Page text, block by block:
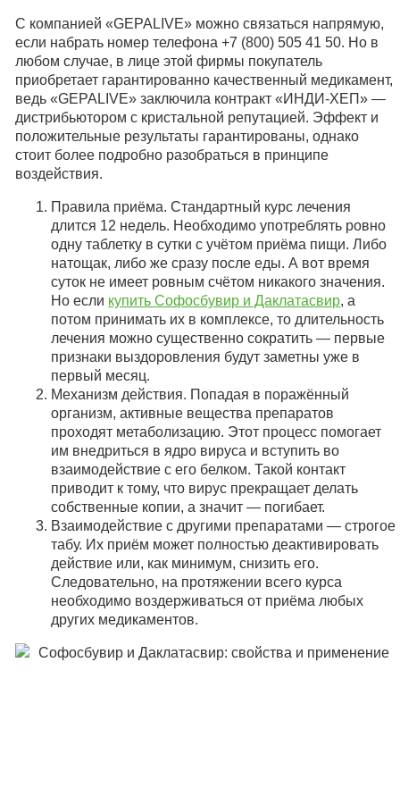
С компанией «GEPALIVE» можно связаться напрямую,
если набрать номер телефона +7 (800) 505 41 50. Но в
любом случае, в лице этой фирмы покупатель
приобретает гарантированно качественный медикамент,
ведь «GEPALIVE» заключила контракт «ИНДИ-ХЕП» —
дистрибьютором с кристальной репутацией. Эффект и
положительные результаты гарантированы, однако
стоит более подробно разобраться в принципе
воздействия.
Правила приёма. Стандартный курс лечения
длится 12 недель. Необходимо употреблять ровно
одну таблетку в сутки с учётом приёма пищи. Либо
натощак, либо же сразу после еды. А вот время
суток не имеет ровным счётом никакого значения.
Но если купить Софосбувир и Даклатасвир, а
потом принимать их в комплексе, то длительность
лечения можно существенно сократить — первые
признаки выздоровления будут заметны уже в
первый месяц.
Механизм действия. Попадая в поражённый
организм, активные вещества препаратов
проходят метаболизацию. Этот процесс помогает
им внедриться в ядро вируса и вступить во
взаимодействие с его белком. Такой контакт
приводит к тому, что вирус прекращает делать
собственные копии, а значит — погибает.
Взаимодействие с другими препаратами — строгое
табу. Их приём может полностью деактивировать
действие или, как минимум, снизить его.
Следовательно, на протяжении всего курса
необходимо воздерживаться от приёма любых
других медикаментов.